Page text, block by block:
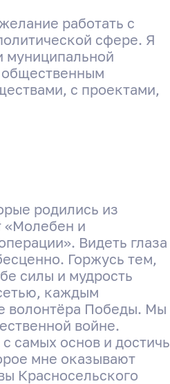
работать с
сфере. Я
муниципальной
общественным
с проектами,
родились из
«Молебен и
Видеть глаза
Горжусь тем,
силы и мудрость
каждым
волонтёра Победы. Мы
войне.
самых основ и достичь
мне оказывают
Красносельского